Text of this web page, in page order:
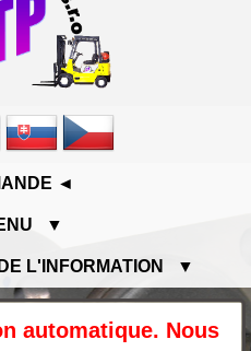
◄
▼
L'INFORMATION ▼
automatique. Nous